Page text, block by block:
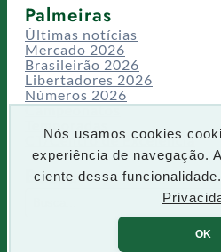
Nós usamos cookies
experiência de navegação.
ciente dessa
OK
Palmeiras
Últimas notícias
Mercado 2026
Brasileirão 2026
Libertadores 2026
Números 2026
Campeonatos
Temporadas
CT/Centro de Excelência
Busca
P
e
q